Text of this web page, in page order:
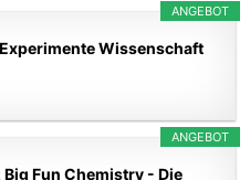
ANGEBOT
Wissenschaft
ANGEBOT
Big Fun Chemistry - Die